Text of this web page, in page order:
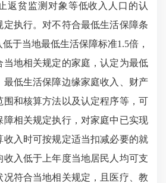
返贫监测对象等低收入人口的认
定执行。对不符合最低生活保障条
于当地最低生活保障标准1.5倍，
当地相关规定的家庭，认定为最低
最低生活保障边缘家庭收入、财产
围和核算方法以及认定程序等，可
障相关规定执行，对家庭中已实现
收入时可按规定适当扣减必要的就
收入低于上年度当地居民人均可支
况符合当地相关规定，且医疗、教